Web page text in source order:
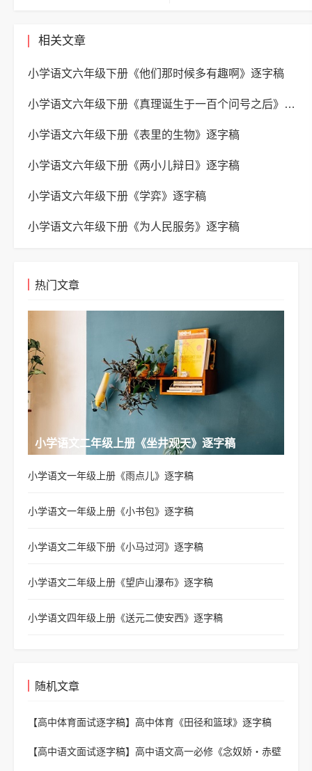
相关文章
小学语文六年级下册《他们那时候多有趣啊》逐字稿
小学语文六年级下册《真理诞生于一百个问号之后》逐字稿
小学语文六年级下册《表里的生物》逐字稿
小学语文六年级下册《两小儿辩日》逐字稿
小学语文六年级下册《学弈》逐字稿
小学语文六年级下册《为人民服务》逐字稿
热门文章
小学语文二年级上册《坐井观天》逐字稿
小学语文一年级上册《雨点儿》逐字稿
小学语文一年级上册《小书包》逐字稿
小学语文二年级下册《小马过河》逐字稿
小学语文二年级上册《望庐山瀑布》逐字稿
小学语文四年级上册《送元二使安西》逐字稿
随机文章
【高中体育面试逐字稿】 高中体育《田径和篮球》逐字稿
【高中语文面试逐字稿】 高中语文高一必修《念奴娇・赤壁